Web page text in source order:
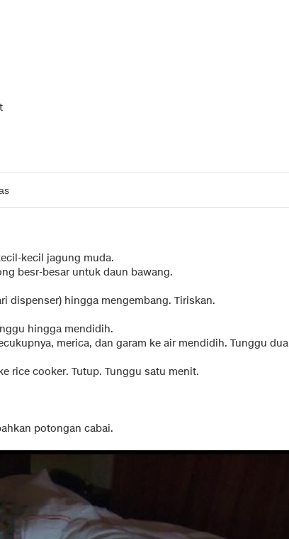
kecil jagung muda.
besr-besar untuk daun bawang.
dispenser) hingga mengembang. Tiriskan.
hingga mendidih.
merica, dan garam ke air mendidih. Tunggu dua
rice cooker. Tutup. Tunggu satu menit.
potongan cabai.